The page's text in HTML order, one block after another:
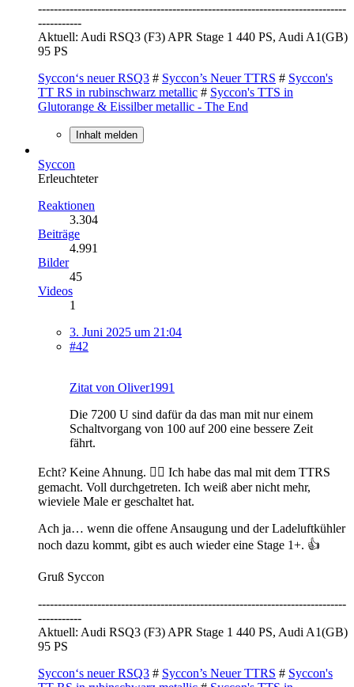
------------------------------------------------------------------------------
-----------
Aktuell: Audi RSQ3 (F3) APR Stage 1 440 PS, Audi A1(GB)
95 PS
Syccon‘s neuer RSQ3 # Syccon’s Neuer TTRS # Syccon's
TT RS in rubinschwarz metallic # Syccon's TTS in
Glutorange & Eissilber metallic - The End
Inhalt melden
Syccon
Erleuchteter
Reaktionen
3.304
Beiträge
4.991
Bilder
45
Videos
1
3. Juni 2025 um 21:04
#42
Zitat von Oliver1991
Die 7200 U sind dafür da das man mit nur einem
Schaltvorgang von 100 auf 200 eine bessere Zeit
fährt.
Echt? Keine Ahnung. 🤷‍♂️ Ich habe das mal mit dem TTRS
gemacht. Voll durchgetreten. Ich weiß aber nicht mehr,
wieviele Male er geschaltet hat.
Ach ja… wenn die offene Ansaugung und der Ladeluftkühler
noch dazu kommt, gibt es auch wieder eine Stage 1+. 👍
Gruß Syccon
------------------------------------------------------------------------------
-----------
Aktuell: Audi RSQ3 (F3) APR Stage 1 440 PS, Audi A1(GB)
95 PS
Syccon‘s neuer RSQ3 # Syccon’s Neuer TTRS # Syccon's